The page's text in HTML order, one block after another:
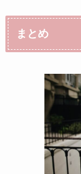
まとめ